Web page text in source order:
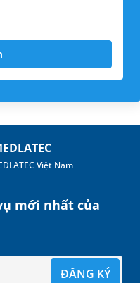
Việt Nam
mới nhất của
ĐĂNG KÝ